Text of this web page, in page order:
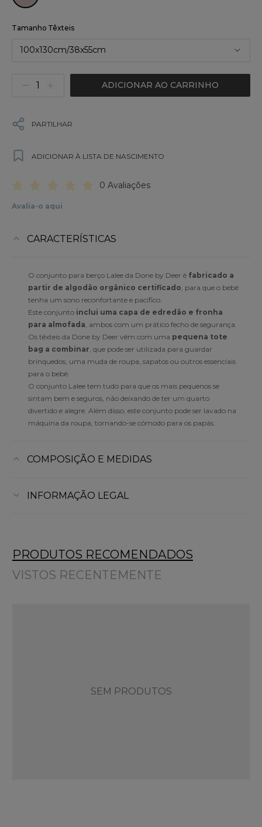
Tamanho Têxteis
100x130cm/38x55cm
ADICIONAR AO CARRINHO
PARTILHAR
ADICIONAR À LISTA DE NASCIMENTO
0 Avaliações
Avalia-o aqui
CARACTERÍSTICAS
O conjunto para berço Lalee da Done by Deer é fabricado a
partir de algodão orgânico certificado , para que o bebé
tenha um sono reconfortante e pacífico.
Este conjunto inclui uma capa de edredão e fronha
para almofada , ambos com um prático fecho de segurança.
Os têxteis da Done by Deer vêm com uma pequena tote
bag a combinar , que pode ser utilizada para guardar
brinquedos, uma muda de roupa, sapatos ou outros essenciais
para o bebé.
O conjunto Lalee tem tudo para que os mais pequenos se
sintam bem e seguros, não deixando de ter um quarto
divertido e alegre. Além disso, este conjunto pode ser lavado na
máquina da roupa, tornando-se cómodo para os papás.
COMPOSIÇÃO E MEDIDAS
INFORMAÇÃO LEGAL
PRODUTOS RECOMENDADOS
VISTOS RECENTEMENTE
SEM PRODUTOS